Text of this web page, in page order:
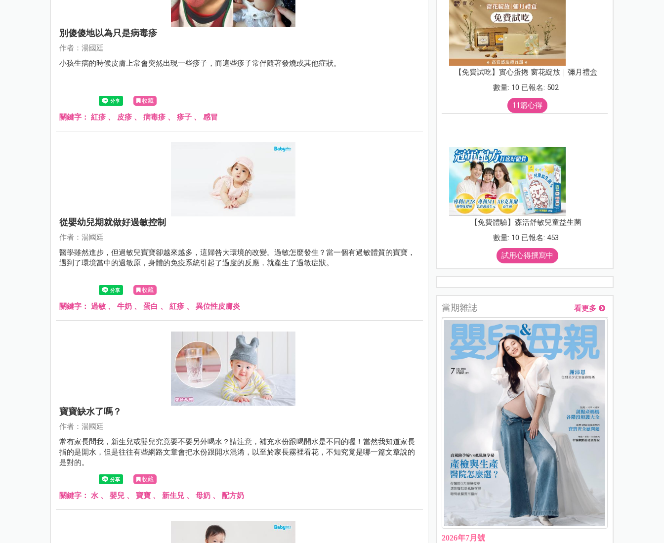
別傻傻地以為只是病毒疹
作者：湯國廷
小孩生病的時候皮膚上常會突然出現一些疹子，而這些疹子常伴隨著發燒或其他症狀。
收藏
關鍵字： 紅疹 、 皮疹 、 病毒疹 、 疹子 、 感冒
從嬰幼兒期就做好過敏控制
作者：湯國廷
醫學雖然進步，但過敏兒寶寶卻越來越多，這歸咎大環境的改變。過敏怎麼發生？當一個有過敏體質的寶寶，
遇到了環境當中的過敏原，身體的免疫系統引起了過度的反應，就產生了過敏症狀。
收藏
關鍵字： 過敏 、 牛奶 、 蛋白 、 紅疹 、 異位性皮膚炎
寶寶缺水了嗎？
作者：湯國廷
常有家長問我，新生兒或嬰兒究竟要不要另外喝水？請注意，補充水份跟喝開水是不同的喔！當然我知道家長
指的是開水，但是往往有些網路文章會把水份跟開水混淆，以至於家長霧裡看花，不知究竟是哪一篇文章說的
是對的。
收藏
關鍵字： 水 、 嬰兒 、 寶寶 、 新生兒 、 母奶 、 配方奶
【免費試吃】實心蛋捲 窗花綻放｜彌月禮盒
數量: 10 已報名: 502
11篇心得
【免費體驗】森活舒敏兒童益生菌
數量: 10 已報名: 453
試用心得撰寫中
當期雜誌 看更多
2026年7月號